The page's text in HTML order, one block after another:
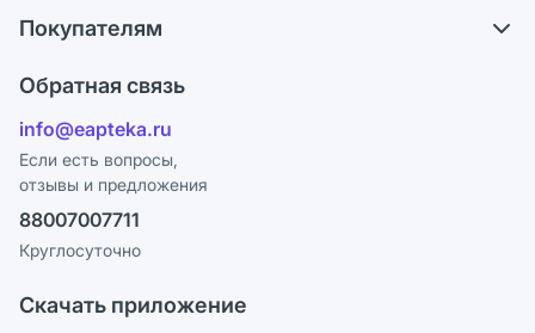
Ответы на вопросы
Блог
Карьера
Поставщики
Лицензия
Реклама на сайте
Ваши товары на ЕАПТЕКЕ
Покупателям
Программа СберСпасибо
Политика конфиденциальности
Пользовательское соглашение
Политика рекомендаций
Этика и соответствие
Обратная связь
info@eapteka.ru
Если есть вопросы,
отзывы и предложения
88007007711
Круглосуточно
Скачать приложение